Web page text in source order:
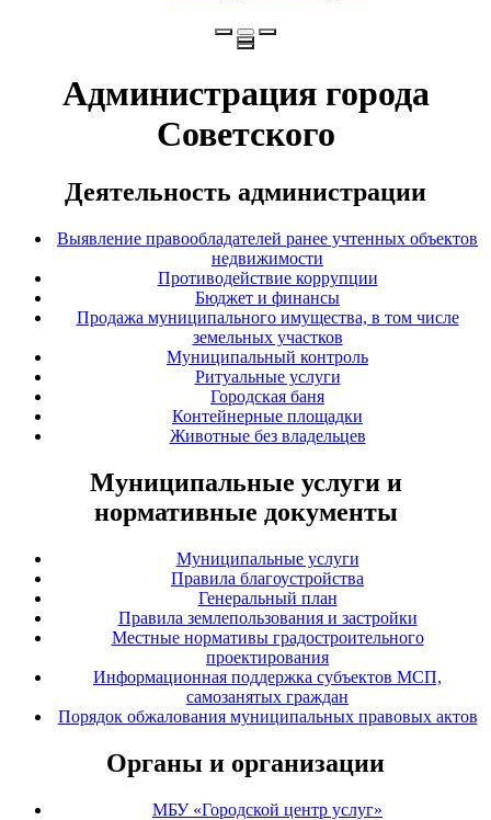
Администрация города
Советского
Деятельность администрации
Выявление правообладателей ранее учтенных объектов
недвижимости
Противодействие коррупции
Бюджет и финансы
Продажа муниципального имущества, в том числе
земельных участков
Муниципальный контроль
Ритуальные услуги
Городская баня
Контейнерные площадки
Животные без владельцев
Муниципальные услуги и
нормативные документы
Муниципальные услуги
Правила благоустройства
Генеральный план
Правила землепользования и застройки
Местные нормативы градостроительного
проектирования
Информационная поддержка субъектов МСП,
самозанятых граждан
Порядок обжалования муниципальных правовых актов
Органы и организации
МБУ «Городской центр услуг»